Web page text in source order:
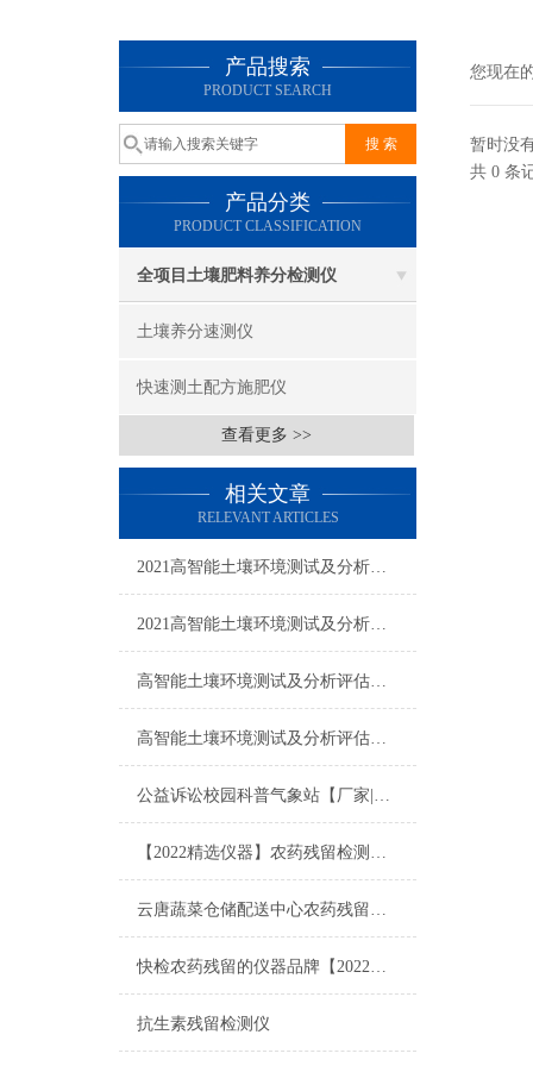
产品搜索
PRODUCT SEARCH
产品分类
PRODUCT CLASSIFICATION
全项目土壤肥料养分检测仪
土壤养分速测仪
快速测土配方施肥仪
查看更多 >>
相关文章
RELEVANT ARTICLES
2021高智能土壤环境测试及分析评估系统设备@【项目推荐】
2021高智能土壤环境测试及分析评估系统设备【怎么选购】
高智能土壤环境测试及分析评估系统设备@2021【*价格】
高智能土壤环境测试及分析评估系统设备【厂家|价格】2021设备预售
公益诉讼校园科普气象站【厂家|品牌|价格】2021仪器介绍
【2022精选仪器】农药残留检测仪在哪能买到@农药残留检测仪在哪能买到
云唐蔬菜仓储配送中心农药残留检测仪器方案一站式配置表单完整版
快检农药残留的仪器品牌【2022云唐国产系列】快检农药残留的仪器品牌
抗生素残留检测仪
您现在
暂时没
共 0 条